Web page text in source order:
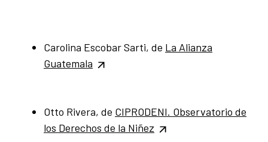
Carolina Escobar Sarti, de La Alianza
Guatemala
Otto Rivera, de CIPRODENI. Observatorio de
los Derechos de la Niñez